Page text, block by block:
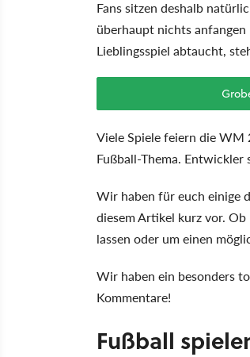
Fans sitzen deshalb
überhaupt nichts
Lieblingsspiel abtaucht,
Viele Spiele feiern die WM
Fußball-Thema. Entwickler
Wir haben für euch einige
diesem Artikel kurz vor.
lassen oder um einen
Wir haben ein besonders
Kommentare!
Fußball